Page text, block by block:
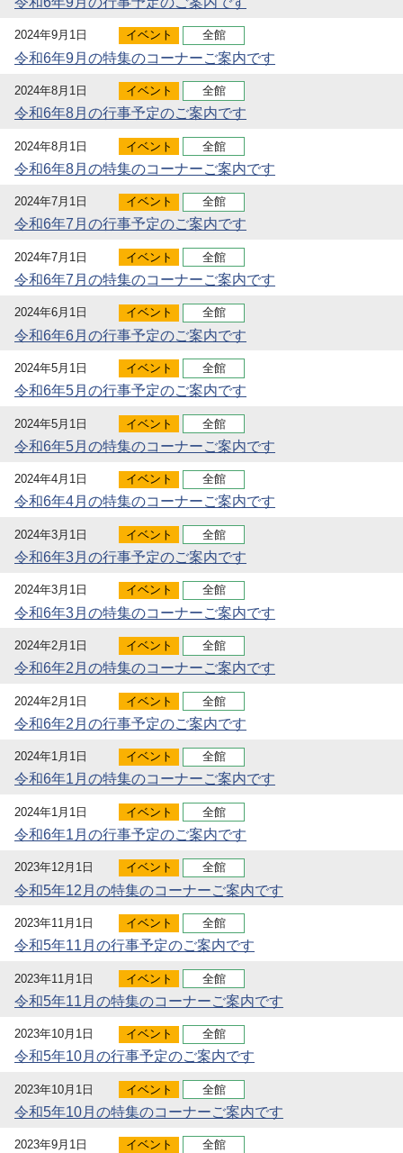
2024年9月1日 イベント 全館
令和6年9月の特集のコーナーご案内です
2024年8月1日 イベント 全館
令和6年8月の行事予定のご案内です
2024年8月1日 イベント 全館
令和6年8月の特集のコーナーご案内です
2024年7月1日 イベント 全館
令和6年7月の行事予定のご案内です
2024年7月1日 イベント 全館
令和6年7月の特集のコーナーご案内です
2024年6月1日 イベント 全館
令和6年6月の行事予定のご案内です
2024年5月1日 イベント 全館
令和6年5月の行事予定のご案内です
2024年5月1日 イベント 全館
令和6年5月の特集のコーナーご案内です
2024年4月1日 イベント 全館
令和6年4月の特集のコーナーご案内です
2024年3月1日 イベント 全館
令和6年3月の行事予定のご案内です
2024年3月1日 イベント 全館
令和6年3月の特集のコーナーご案内です
2024年2月1日 イベント 全館
令和6年2月の特集のコーナーご案内です
2024年2月1日 イベント 全館
令和6年2月の行事予定のご案内です
2024年1月1日 イベント 全館
令和6年1月の特集のコーナーご案内です
2024年1月1日 イベント 全館
令和6年1月の行事予定のご案内です
2023年12月1日 イベント 全館
令和5年12月の特集のコーナーご案内です
2023年11月1日 イベント 全館
令和5年11月の行事予定のご案内です
2023年11月1日 イベント 全館
令和5年11月の特集のコーナーご案内です
2023年10月1日 イベント 全館
令和5年10月の行事予定のご案内です
2023年10月1日 イベント 全館
令和5年10月の特集のコーナーご案内です
2023年9月1日 イベント 全館